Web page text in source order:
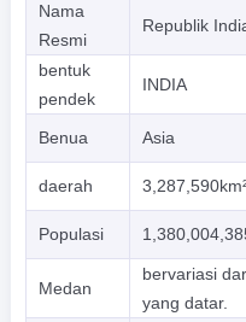
Nama
Resmi
Republik
bentuk
pendek
INDIA
Benua Asia
daerah
Populasi
Medan
bervariasi
yang datar.